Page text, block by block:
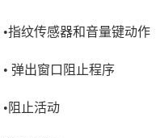
•指纹传感器和音量键动作
• 弹出窗口阻止程序
•阻止活动